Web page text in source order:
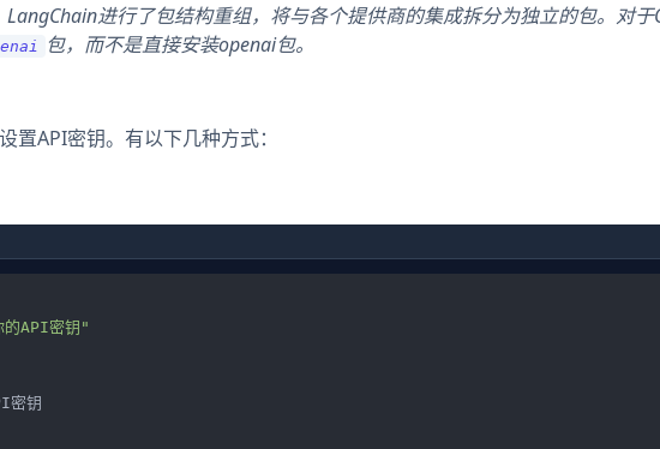
进行了包结构重组，将与各个提供商的集成拆分为独立的包。对于
包，而不是直接安装openai包。
API密钥。有以下几种方式：
的API密钥"
密钥